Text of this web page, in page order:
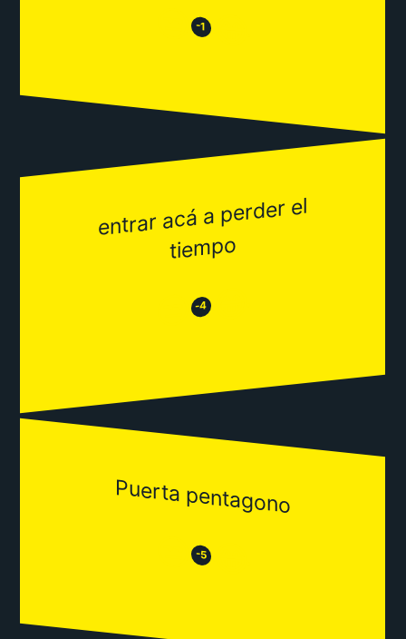
😒 -1 😂
entrar acá a perder el
tie
mpo
😒 -4 😂
Puerta pentagono
😒 -5 😂